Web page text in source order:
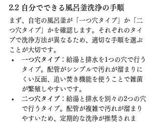
2.2 自分でできる風呂釜洗浄の手順
まず、自宅の風呂釜が「一つ穴タイプ」か「二
つ穴タイプ」かを確認します。それぞれのタイ
プで洗浄方法が異なるため、適切な手順を選ぶ
ことが大切です。
一つ穴タイプ ：給湯と排水を1つの穴で行う
タイプ。配管がシンプルで汚れが溜まりに
くい反面、追い焚き機能を使うことで雑菌
が繁殖しやすいです。
二つ穴タイプ ：給湯と排水を別々の2つの穴
で行うタイプ。配管が複雑で汚れが溜まり
やすいため、定期的な洗浄が推奨されま